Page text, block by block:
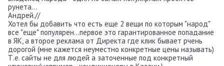
рунета...
Андрей.//
Хотел бы добавить что есть еще 2 вещи по которым "народ"
все "еще" популярен...первое это гарантированное попадание
в ЯК, а второе реклама от Директа где клик бывает рчень
дорогой (мне кажется неуместно конкретные цены называть)
Т.е. сайты не для людей а заточенные под конкретный